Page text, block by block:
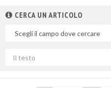
CERCA UN ARTICOLO
campo
per